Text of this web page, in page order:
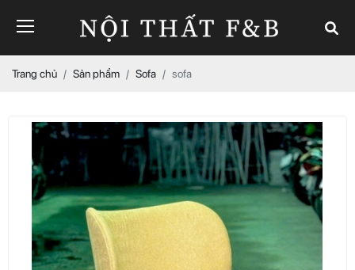
Trang chủ Sản phẩm Sofa sofa